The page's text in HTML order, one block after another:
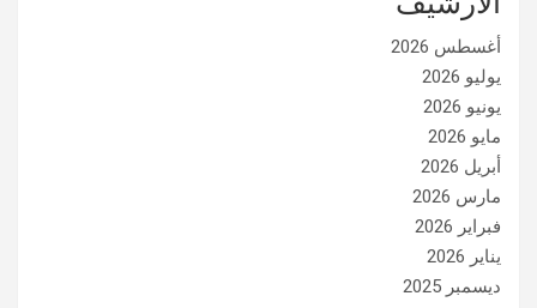
أغسطس 2026
يوليو 2026
يونيو 2026
مايو 2026
أبريل 2026
مارس 2026
فبراير 2026
يناير 2026
ديسمبر 2025